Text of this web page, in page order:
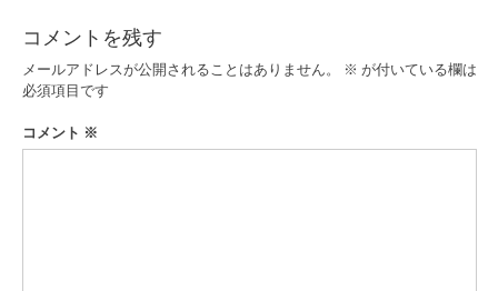
ビ
ゲ
ー
シ
コメントを残す
メールアドレスが公開されることはありません。 ※ が付いている欄は
必須項目です
コメント ※